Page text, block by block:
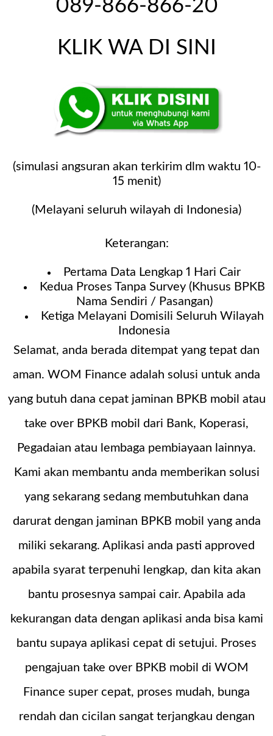
089-866-866-20
KLIK WA DI SINI
(simulasi angsuran akan terkirim dlm waktu 10-
15 menit)
(Melayani seluruh wilayah di Indonesia)
Keterangan:
Pertama Data Lengkap 1 Hari Cair
Kedua Proses Tanpa Survey (Khusus BPKB
Nama Sendiri / Pasangan)
Ketiga Melayani Domisili Seluruh Wilayah
Indonesia
Selamat, anda berada ditempat yang tepat dan
aman. WOM Finance adalah solusi untuk anda
yang butuh dana cepat jaminan BPKB mobil atau
take over BPKB mobil dari Bank, Koperasi,
Pegadaian atau lembaga pembiayaan lainnya.
Kami akan membantu anda memberikan solusi
yang sekarang sedang membutuhkan dana
darurat dengan jaminan BPKB mobil yang anda
miliki sekarang. Aplikasi anda pasti approved
apabila syarat terpenuhi lengkap, dan kita akan
bantu prosesnya sampai cair. Apabila ada
kekurangan data dengan aplikasi anda bisa kami
bantu supaya aplikasi cepat di setujui. Proses
pengajuan take over BPKB mobil di WOM
Finance super cepat, proses mudah, bunga
rendah dan cicilan sangat terjangkau dengan